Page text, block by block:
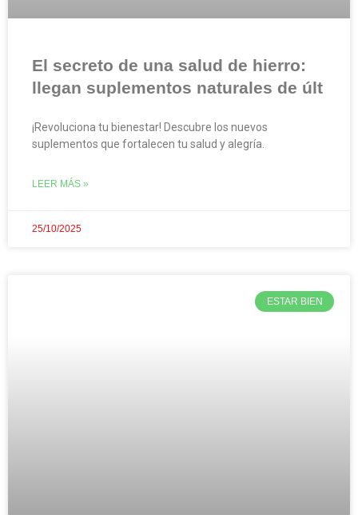
El secreto de una salud de hierro:
llegan suplementos naturales de últ
¡Revoluciona tu bienestar! Descubre los nuevos
suplementos que fortalecen tu salud y alegría.
LEER MÁS »
25/10/2025
ESTAR BIEN